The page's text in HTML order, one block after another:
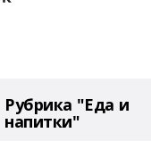
Рубрика "Еда и
напитки"